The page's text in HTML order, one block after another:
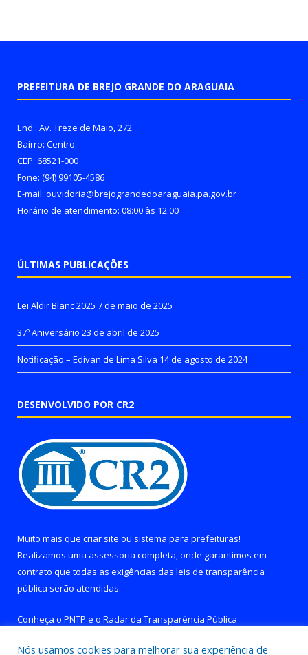
PREFEITURA DE BREJO GRANDE DO ARAGUAIA
End.: Av. Treze de Maio, 272
Bairro: Centro
CEP: 68521-000
Fone: (94) 99105-4586
E-mail: ouvidoria@brejograndedoaraguaia.pa.gov.br
Horário de atendimento: 08:00 às 12:00
ÚLTIMAS PUBLICAÇÕES
Lei Aldir Blanc 2025 7 de maio de 2025
37º Aniversário 23 de abril de 2025
Notificação – Edivan de Lima Silva 14 de agosto de 2024
DESENVOLVIDO POR CR2
Muito mais que criar site ou sistema para prefeituras!
Realizamos uma assessoria completa, onde garantimos em
contrato que todas as exigências das leis de transparência
pública serão atendidas.
Conheça o PNTP e o Radar da Transparência Pública
Nós usamos cookies para melhorar sua experiência de